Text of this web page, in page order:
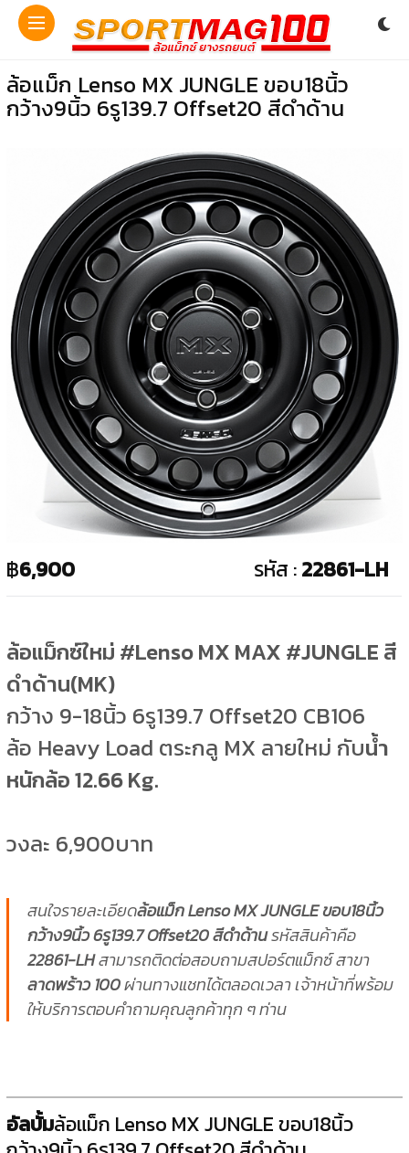
ล้อแม็ก Lenso MX JUNGLE ขอบ18นิ้ว
กว้าง9นิ้ว 6รู139.7 Offset20 สีดำด้าน
฿6,900 รหัส :22861-LH
ล้อแม็กซ์ใหม่ #Lenso MX MAX #JUNGLE สี
ดำด้าน(MK)
กว้าง 9-18นิ้ว 6รู139.7 Offset20 CB106
ล้อ Heavy Load ตระกลู MX ลายใหม่ กับน้ำ
หนักล้อ 12.66 Kg.
วงละ 6,900บาท
สนใจรายละเอียดล้อแม็ก Lenso MX JUNGLE ขอบ18นิ้ว
กว้าง9นิ้ว 6รู139.7 Offset20 สีดำด้านรหัสสินค้าคือ
22861-LHสามารถติดต่อสอบถามสปอร์ตแม็กซ์ สาขา
ลาดพร้าว 100ผ่านทางแชทได้ตลอดเวลา เจ้าหน้าที่พร้อม
ให้บริการตอบคำถามคุณลูกค้าทุก ๆ ท่าน
อัลบั้มล้อแม็ก Lenso MX JUNGLE ขอบ18นิ้ว